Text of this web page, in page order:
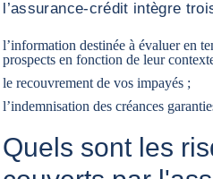
l’assurance-crédit intègre
l’information destinée à évaluer en
prospects en fonction de leur
le recouvrement de vos impayés ;
l’indemnisation des créances
Quels sont les